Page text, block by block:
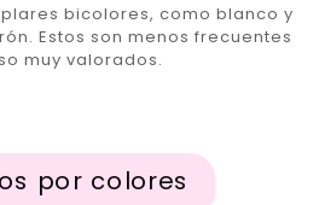
bicolores, como blanco y
Estos son menos frecuentes
muy valorados.
por colores